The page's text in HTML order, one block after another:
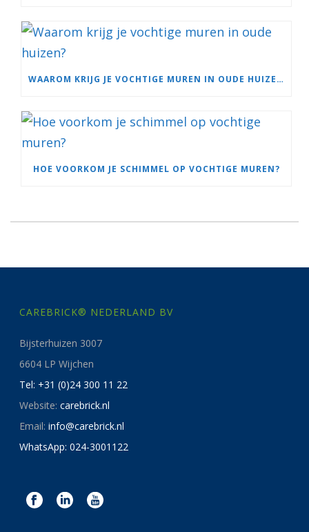
WAAROM KRIJG JE VOCHTIGE MUREN IN OUDE HUIZEN?
HOE VOORKOM JE SCHIMMEL OP VOCHTIGE MUREN?
CAREBRICK® NEDERLAND BV
Bijsterhuizen 3007
6604 LP Wijchen
Tel: +31 (0)24 300 11 22
Website:carebrick.nl
Email:info@carebrick.nl
WhatsApp: 024-3001122